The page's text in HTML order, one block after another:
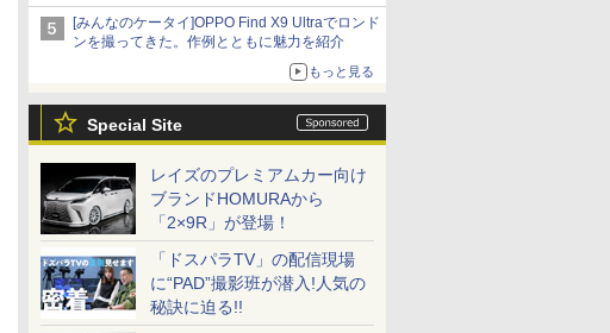
[みんなのケータイ]OPPO Find X9 Ultraでロンド
ンを撮ってきた。作例とともに魅力を紹介
もっと見る
Special Site
レイズのプレミアムカー向け
ブランドHOMURAから
「2×9R」が登場！
「ドスパラTV」の配信現場
に“PAD”撮影班が潜入!人気の
秘訣に迫る!!